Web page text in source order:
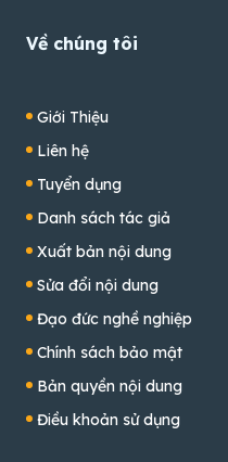
Về chúng tôi
Giới Thiệu
Liên hệ
Tuyển dụng
Danh sách tác giả
Xuất bản nội dung
Sửa đổi nội dung
Đạo đức nghề nghiệp
Chính sách bảo mật
Bản quyền nội dung
Điều khoản sử dụng